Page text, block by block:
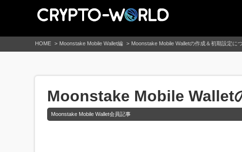
HOME Moonstake Mobile Wallet編 Moonstake Mobile Walletの作成＆初期設定に
Moonstake Mobile Wallet
Moonstake Mobile Wallet会員記事